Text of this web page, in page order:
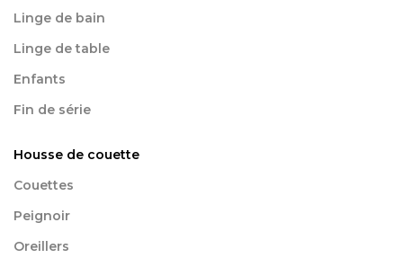
Linge de bain
Linge de table
Enfants
Fin de série
Housse de couette
Couettes
Peignoir
Oreillers